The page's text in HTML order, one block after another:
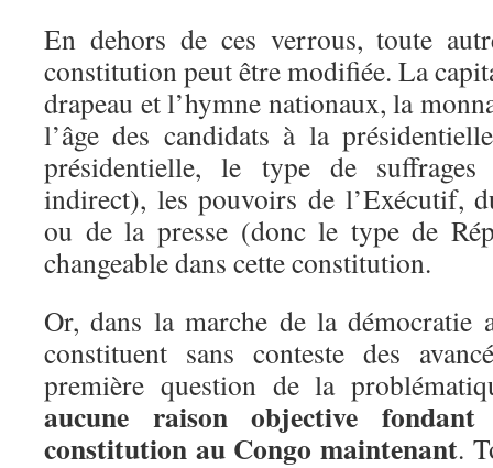
En dehors de ces verrous, toute
constitution peut être modifiée. La
drapeau et l’hymne nationaux, la
l’âge des candidats à la
présidentielle, le type de
indirect), les pouvoirs de l’Exécutif,
ou de la presse (donc le type de
changeable dans cette constitution.
Or, dans la marche de la démocratie
constituent sans conteste des
première question de la
aucune raison objective
constitution au Congo maintenant.